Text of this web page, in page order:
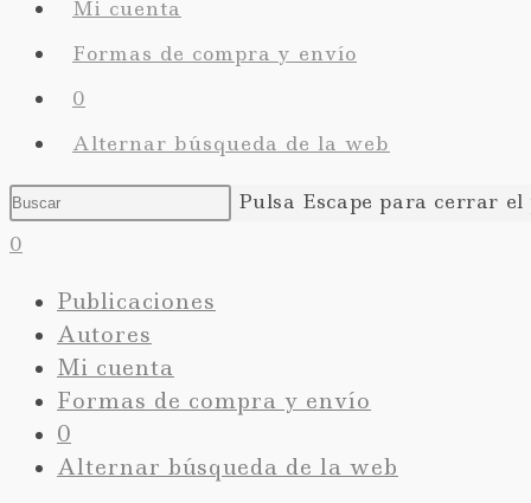
Mi cuenta
Formas de compra y envío
0
Alternar búsqueda de la web
Pulsa Escape para cerrar
0
Publicaciones
Autores
Mi cuenta
Formas de compra y envío
0
Alternar búsqueda de la web